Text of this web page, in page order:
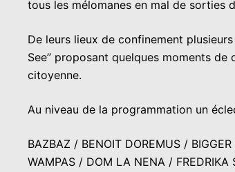
tous les mélomanes en mal de sorties
De leurs lieux de confinement
See’’ proposant quelques moments
citoyenne.
Au niveau de la programmation un
BAZBAZ / BENOIT DOREMUS /
WAMPAS / DOM LA NENA /